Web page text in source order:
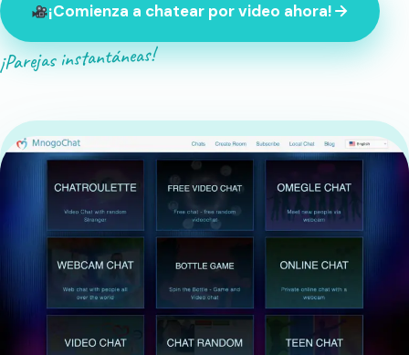
¡Comienza a chatear por video ahora!
¡Parejas instantáneas!